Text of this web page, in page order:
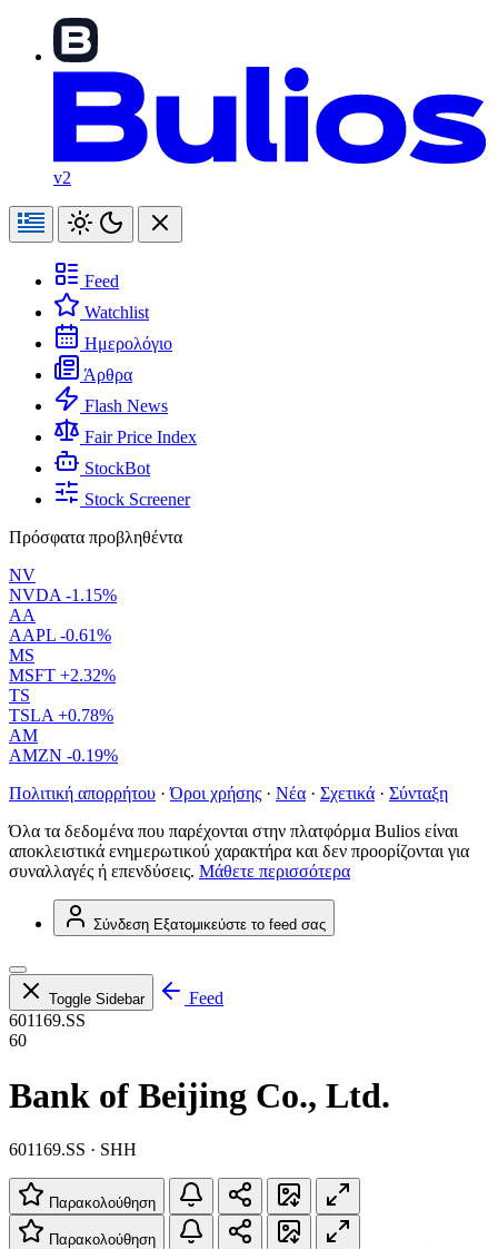
v2
Feed
Watchlist
Ημερολόγιο
Άρθρα
Flash News
Fair Price Index
StockBot
Stock Screener
Πρόσφατα προβληθέντα
NV
NVDA -1.15%
AA
AAPL -0.61%
MS
MSFT +2.32%
TS
TSLA +0.78%
AM
AMZN -0.19%
Πολιτική απορρήτου · Όροι χρήσης · Νέα · Σχετικά · Σύνταξη
Όλα τα δεδομένα που παρέχονται στην πλατφόρμα Bulios είναι
αποκλειστικά ενημερωτικού χαρακτήρα και δεν προορίζονται για
συναλλαγές ή επενδύσεις. Μάθετε περισσότερα
Σύνδεση Εξατομικεύστε το feed σας
Toggle Sidebar
Feed
601169.SS
60
Bank of Beijing Co., Ltd.
601169.SS · SHH
Παρακολούθηση
Παρακολούθηση